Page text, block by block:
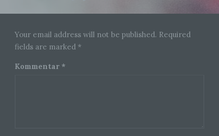
Your email address will not be published. Required
fields are marked *
Kommentar *